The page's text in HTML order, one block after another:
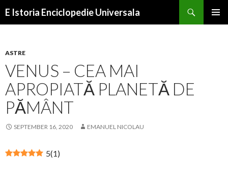
E Istoria Enciclopedie Universala
ASTRE
​VENUS – CEA MAI
APROPIATĂ PLANETĂ DE
PĂMÂNT
SEPTEMBER 16, 2020 EMANUEL NICOLAU
5(1)